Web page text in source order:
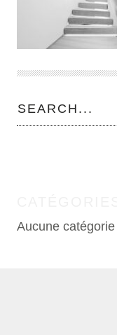
Aucune catégorie